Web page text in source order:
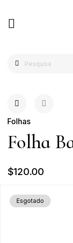
Folhas
Folha
$120.00
Esgotado